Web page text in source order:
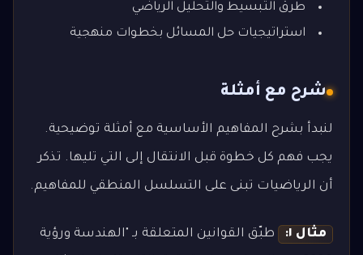
طرق التبسيط والتحليل الرياضي
استراتيجيات حل المسائل بخطوات منهجية
شرح مع أمثلة
لنبدأ بشرح المفاهيم الأساسية مع أمثلة توضيحية.
يجب فهم كل خطوة قبل الانتقال إلى التي تليها. تذكر
أن الرياضيات تبنى على التسلسل المنطقي للمفاهيم.
مثال ١: طبّق القوانين المتعلقة بـ "الهندسة ورؤية